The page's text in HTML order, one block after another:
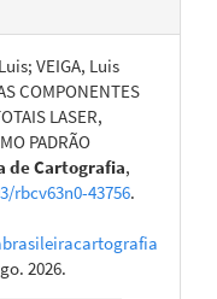
VEIGA, Luis
COMPONENTES
LASER,
PADRÃO
de Cartografia,
rbcv63n0-43756.
2026.